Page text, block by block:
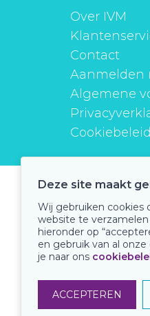
Over IVM
Contact
Aanmelden
Algemene
Cookiebeleid
Onze
Deze site maakt
Wij gebruiken cookies
website te
hieronder op
en gebruik van al
je naar ons
ACCEPTEREN